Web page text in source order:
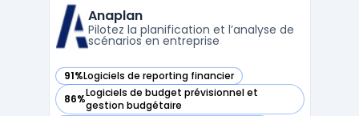
multiples et garantir leur traçabilité, leur
confidentialité et ...
Anaplan
Pilotez la planification et l’analyse de
scénarios en entreprise
91%Logiciels de reporting financier
— voir Anaplan dans cette catégorie
86%Logiciels de budget prévisionnel et
gestion budgétaire
— voir Anaplan dans cette catégorie